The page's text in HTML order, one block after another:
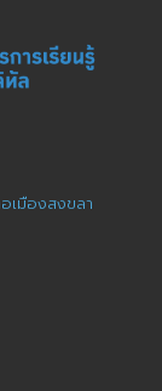
เมืองสงขลา